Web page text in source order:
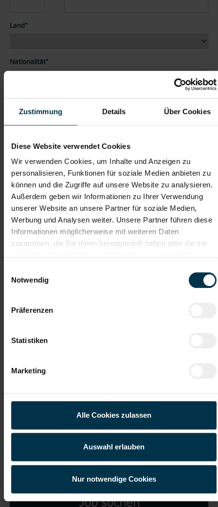
Zustimmung Details Über Cookies
Diese Website verwendet Cookies
Wir verwenden Cookies, um Inhalte und Anzeigen zu
personalisieren, Funktionen für soziale Medien anbieten zu
können und die Zugriffe auf unsere Website zu analysieren.
Außerdem geben wir Informationen zu Ihrer Verwendung
unserer Website an unsere Partner für soziale Medien,
Werbung und Analysen weiter. Unsere Partner führen diese
Informationen möglicherweise mit weiteren Daten
zusammen, die Sie ihnen bereitgestellt haben oder die sie
Notwendig
Präferenzen
Statistiken
Marketing
Alle Cookies zulassen
Auswahl erlauben
Nur notwendige Cookies
Land*
Nationalität*
Telefon*
Lebenslauf
Bewerbungsschreiben
Empfehlungschreiben / Zeugnisse
Datei 4
und willige ein, dass meine personenbezogenen Daten im
Rahmen meiner Initiativbewerbung für die Dauer von drei
Jahren verarbeitet werden dürfen.*
Job suchen